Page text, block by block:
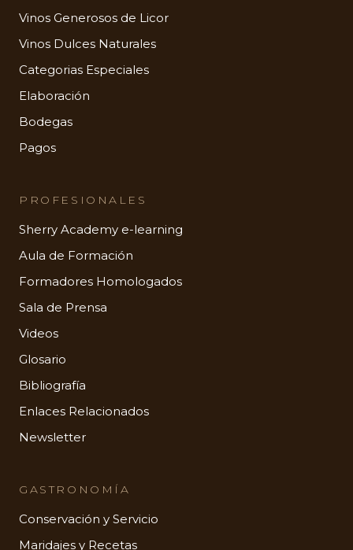
Vinos Generosos de Licor
Vinos Dulces Naturales
Categorias Especiales
Elaboración
Bodegas
Pagos
PROFESIONALES
Sherry Academy e-learning
Aula de Formación
Formadores Homologados
Sala de Prensa
Videos
Glosario
Bibliografía
Enlaces Relacionados
Newsletter
GASTRONOMÍA
Conservación y Servicio
Maridajes y Recetas